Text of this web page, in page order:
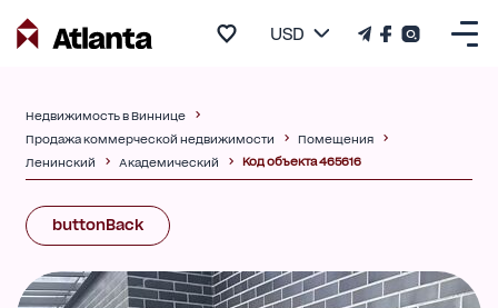
USD
Недвижимость в Виннице
Продажа коммерческой недвижимости
Помещения
Ленинский
Академический Код объекта 465616
buttonBack